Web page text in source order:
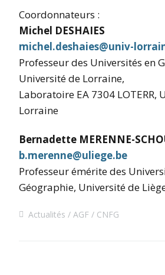
Coordonnateurs :
Michel DESHAIES
michel.deshaies@univ-
Professeur des Universités en
Université de Lorraine,
Laboratoire EA 7304 LOTERR,
Lorraine
Bernadette MERENNE-
b.merenne@uliege.be
Professeur émérite des
Géographie, Université de
Actualités AGF CNFG